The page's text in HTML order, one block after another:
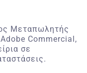
Μεταπωλητής
Commercial,
σε